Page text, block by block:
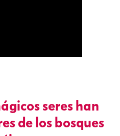
seres han
de los bosques